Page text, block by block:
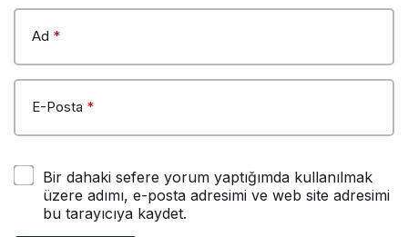
Ad *
E-Posta *
Bir dahaki sefere yorum yaptığımda kullanılmak
üzere adımı, e-posta adresimi ve web site adresimi
bu tarayıcıya kaydet.